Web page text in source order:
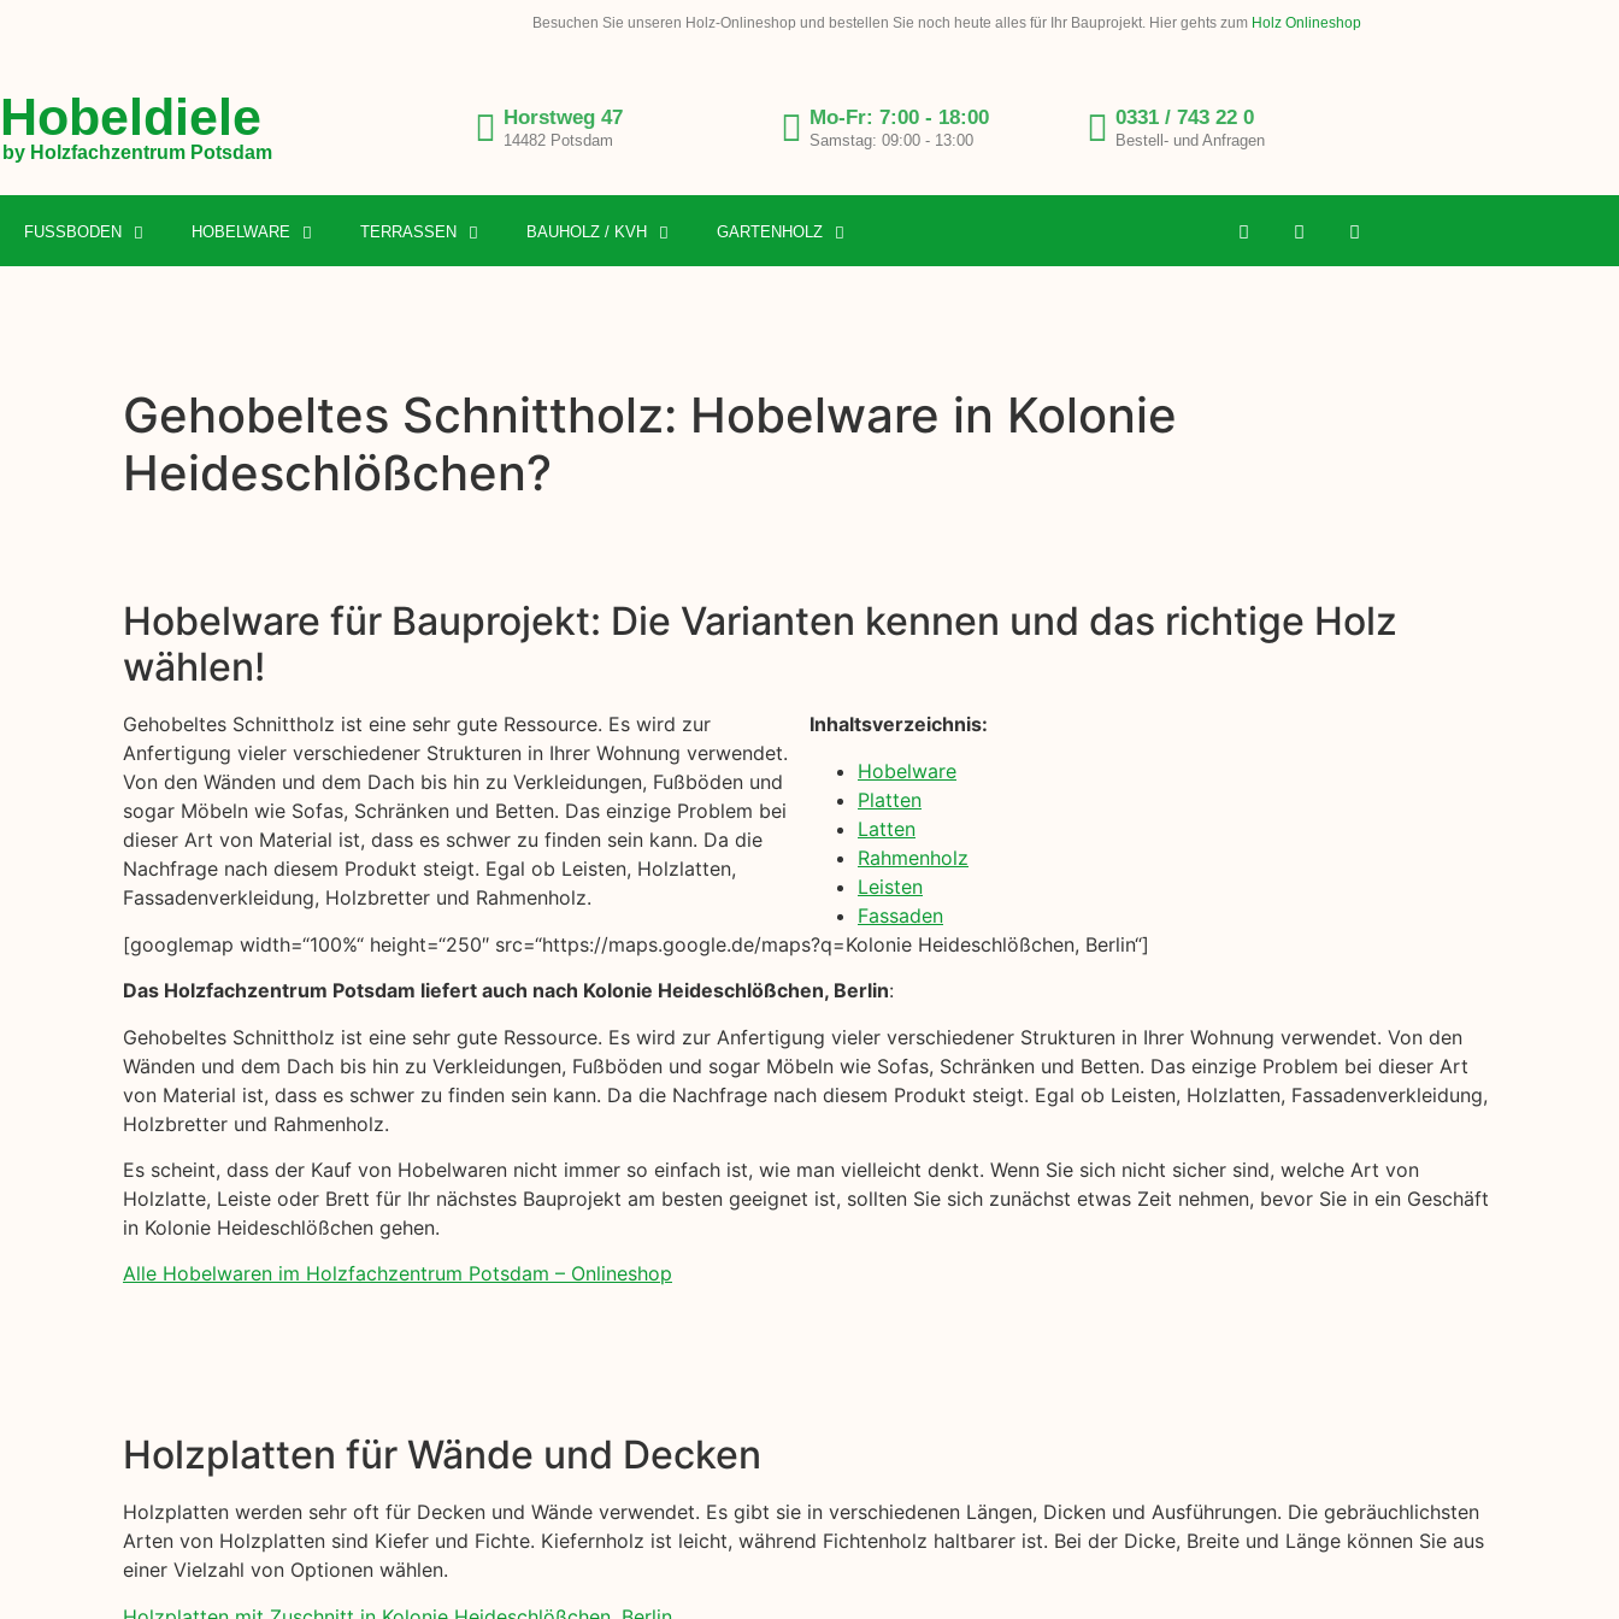
Besuchen Sie unseren Holz-Onlineshop und bestellen Sie noch heute alles für Ihr Bauprojekt. Hier gehts zum Holz Onlineshop
Hobeldiele
by Holzfachzentrum Potsdam
Horstweg 47
14482 Potsdam
Mo-Fr: 7:00 - 18:00
Samstag: 09:00 - 13:00
0331 / 743 22 0
Bestell- und Anfragen
FUSSBODEN HOBELWARE TERRASSEN BAUHOLZ / KVH GARTENHOLZ
Gehobeltes Schnittholz: Hobelware in Kolonie
Heideschlößchen?
Hobelware für Bauprojekt: Die Varianten kennen und das richtige Holz
wählen!
Gehobeltes Schnittholz ist eine sehr gute Ressource. Es wird zur
Anfertigung vieler verschiedener Strukturen in Ihrer Wohnung verwendet.
Von den Wänden und dem Dach bis hin zu Verkleidungen, Fußböden und
sogar Möbeln wie Sofas, Schränken und Betten. Das einzige Problem bei
dieser Art von Material ist, dass es schwer zu finden sein kann. Da die
Nachfrage nach diesem Produkt steigt. Egal ob Leisten, Holzlatten,
Fassadenverkleidung, Holzbretter und Rahmenholz.
Inhaltsverzeichnis:
Hobelware
Platten
Latten
Rahmenholz
Leisten
Fassaden
[googlemap width=“100%“ height=“250″ src=“https://maps.google.de/maps?q=Kolonie Heideschlößchen, Berlin“]
Das Holzfachzentrum Potsdam liefert auch nach Kolonie Heideschlößchen, Berlin:
Gehobeltes Schnittholz ist eine sehr gute Ressource. Es wird zur Anfertigung vieler verschiedener Strukturen in Ihrer Wohnung verwendet. Von den
Wänden und dem Dach bis hin zu Verkleidungen, Fußböden und sogar Möbeln wie Sofas, Schränken und Betten. Das einzige Problem bei dieser Art
von Material ist, dass es schwer zu finden sein kann. Da die Nachfrage nach diesem Produkt steigt. Egal ob Leisten, Holzlatten, Fassadenverkleidung,
Holzbretter und Rahmenholz.
Es scheint, dass der Kauf von Hobelwaren nicht immer so einfach ist, wie man vielleicht denkt. Wenn Sie sich nicht sicher sind, welche Art von
Holzlatte, Leiste oder Brett für Ihr nächstes Bauprojekt am besten geeignet ist, sollten Sie sich zunächst etwas Zeit nehmen, bevor Sie in ein Geschäft
in Kolonie Heideschlößchen gehen.
Alle Hobelwaren im Holzfachzentrum Potsdam – Onlineshop
Holzplatten für Wände und Decken
Holzplatten werden sehr oft für Decken und Wände verwendet. Es gibt sie in verschiedenen Längen, Dicken und Ausführungen. Die gebräuchlichsten
Arten von Holzplatten sind Kiefer und Fichte. Kiefernholz ist leicht, während Fichtenholz haltbarer ist. Bei der Dicke, Breite und Länge können Sie aus
einer Vielzahl von Optionen wählen.